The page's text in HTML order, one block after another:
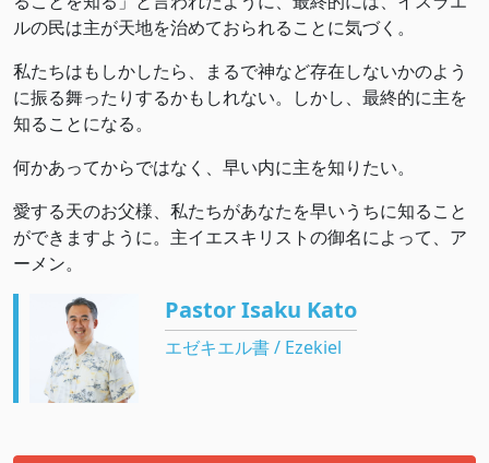
ルの民は主が天地を治めておられることに気づく。
私たちはもしかしたら、まるで神など存在しないかのよう
に振る舞ったりするかもしれない。しかし、最終的に主を
知ることになる。
何かあってからではなく、早い内に主を知りたい。
愛する天のお父様、私たちがあなたを早いうちに知ること
ができますように。主イエスキリストの御名によって、ア
ーメン。
Pastor Isaku Kato
エゼキエル書 / Ezekiel